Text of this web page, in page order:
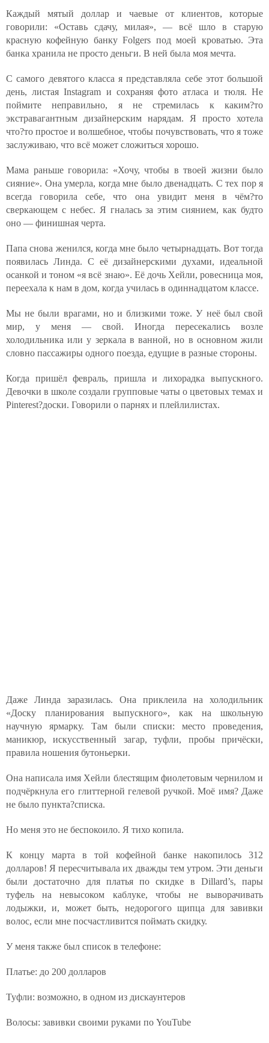
Каждый мятый доллар и чаевые от клиентов, которые
говорили: «Оставь сдачу, милая», — всё шло в старую
красную кофейную банку Folgers под моей кроватью. Эта
банка хранила не просто деньги. В ней была моя мечта.
С самого девятого класса я представляла себе этот большой
день, листая Instagram и сохраняя фото атласа и тюля. Не
поймите неправильно, я не стремилась к каким?то
экстравагантным дизайнерским нарядам. Я просто хотела
что?то простое и волшебное, чтобы почувствовать, что я тоже
заслуживаю, что всё может сложиться хорошо.
Мама раньше говорила: «Хочу, чтобы в твоей жизни было
сияние». Она умерла, когда мне было двенадцать. С тех пор я
всегда говорила себе, что она увидит меня в чём?то
сверкающем с небес. Я гналась за этим сиянием, как будто
оно — финишная черта.
Папа снова женился, когда мне было четырнадцать. Вот тогда
появилась Линда. С её дизайнерскими духами, идеальной
осанкой и тоном «я всё знаю». Её дочь Хейли, ровесница моя,
переехала к нам в дом, когда училась в одиннадцатом классе.
Мы не были врагами, но и близкими тоже. У неё был свой
мир, у меня — свой. Иногда пересекались возле
холодильника или у зеркала в ванной, но в основном жили
словно пассажиры одного поезда, едущие в разные стороны.
Когда пришёл февраль, пришла и лихорадка выпускного.
Девочки в школе создали групповые чаты о цветовых темах и
Pinterest?доски. Говорили о парнях и плейли­листах.
Даже Линда заразилась. Она приклеила на холодильник
«Доску планирования выпускного», как на школьную
научную ярмарку. Там были списки: место проведения,
маникюр, искусственный загар, туфли, пробы причёски,
правила ношения бутоньерки.
Она написала имя Хейли блестящим фиолетовым чернилом и
подчёркнула его глиттерной гелевой ручкой. Моё имя? Даже
не было пункта?списка.
Но меня это не беспокоило. Я тихо копила.
К концу марта в той кофейной банке накопилось 312
долларов! Я пересчитывала их дважды тем утром. Эти деньги
были достаточно для платья по скидке в Dillard’s, пары
туфель на невысоком каблуке, чтобы не выворачивать
лодыжки, и, может быть, недорогого щипца для завивки
волос, если мне посчастливится поймать скидку.
У меня также был список в телефоне:
Платье: до 200 долларов
Туфли: возможно, в одном из дискаунтеров
Волосы: завивки своими руками по YouTube